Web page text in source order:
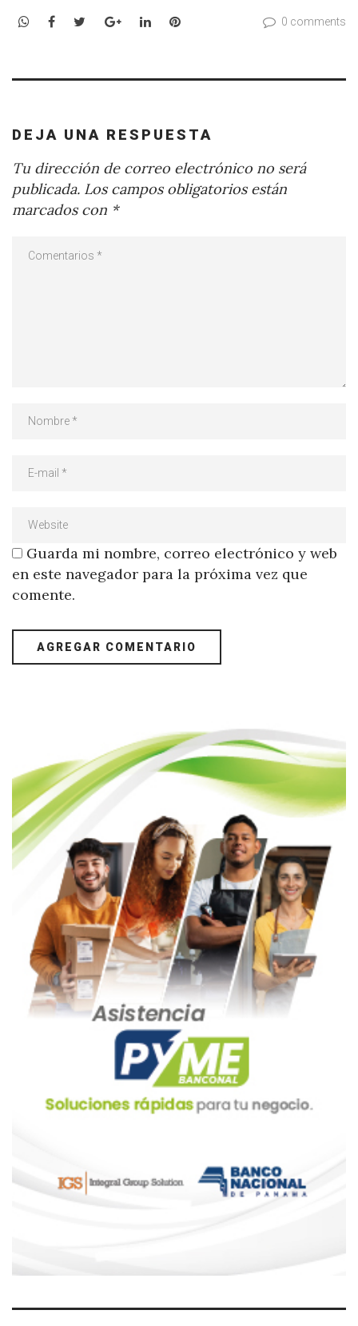
WhatsApp
Facebook
TwitterGoogle+LinkedInPinterest 0 comments
DEJA UNA RESPUESTA
Tu dirección de correo electrónico no será
publicada. Los campos obligatorios están
marcados con *
Guarda mi nombre, correo electrónico y web
en este navegador para la próxima vez que
comente.